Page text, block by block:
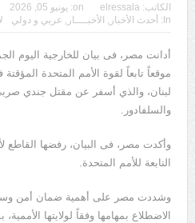
الكاتب: elressala
on: يونيو 05, 2026
In:
أحدث الأخبار , الأخبــــار , عربي و دولي
أدانت مصر، فى بيان للخارجية اليوم
موقعاً تابعاً لقوة الأمم المتحدة
لبنان، والذي أسفر عن مقتل جندي
والسلفادور.
وأكدت مصر، فى البيان، رفضها
التابعة للأمم المتحدة.
وشددت مصر على أهمية ضمان أمن
الاضطلاع بمهامها وفقاً لولايتها